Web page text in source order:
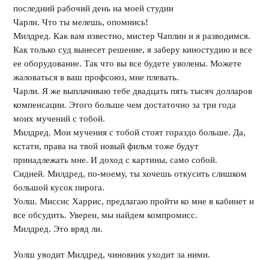
последний рабочий день на моей студии
Чарли. Что ты мелешь, опомнись!
Милдред. Как вам известно, мистер Чаплин и я разводимся.
Как только суд вынесет решение, я заберу киностудию и все
ее оборудование. Так что вы все будете уволены. Можете
жаловаться в ваш профсоюз, мне плевать.
Чарли. Я же выплачиваю тебе двадцать пять тысяч долларов
компенсации. Этого больше чем достаточно за три года
моих мучений с тобой.
Милдред. Мои мучения с тобой стоят гораздо больше. Да,
кстати, права на твой новый фильм тоже будут
принадлежать мне. И доход с картины, само собой.
Сидней. Милдред, по-моему, ты хочешь откусить слишком
большой кусок пирога.
Уолш. Миссис Харрис, предлагаю пройти ко мне в кабинет и
все обсудить. Уверен, мы найдем компромисс.
Милдред. Это вряд ли.
Уолш уводит Милдред, чиновник уходит за ними.